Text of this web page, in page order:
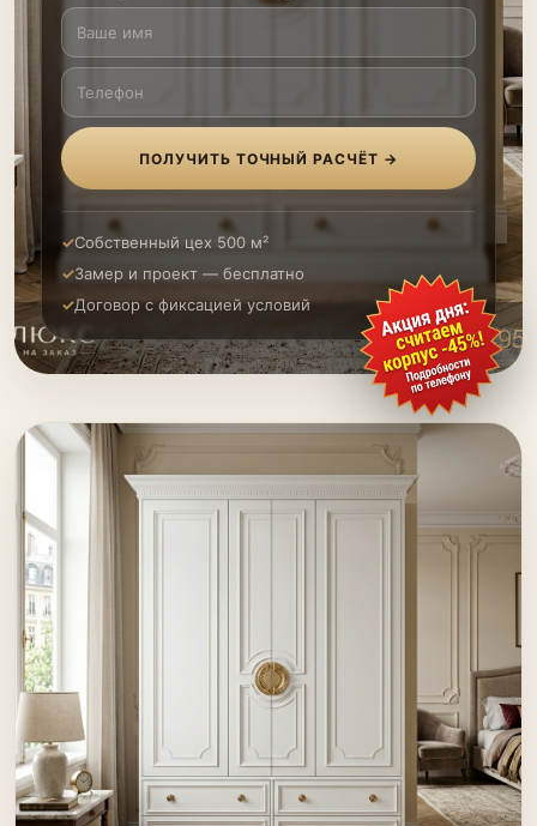
ПОЛУЧИТЬ ТОЧНЫЙ РАСЧЁТ →
Собственный цех 500 м²
Замер и проект — бесплатно
Договор с фиксацией условий